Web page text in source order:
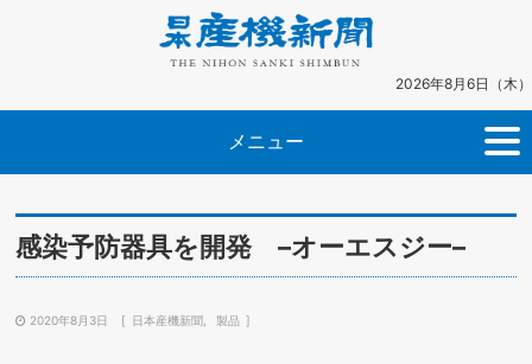
2026年8月6日（木）
メニュー
感染予防器具を開発 –オーエスジー–
2020年8月3日 日本産機新聞 製品